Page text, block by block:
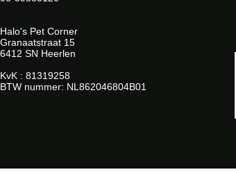
Halo's Pet Corner
Granaatstraat 15
6412 SN Heerlen
KvK : 81319258
BTW nummer: NL862046804B01